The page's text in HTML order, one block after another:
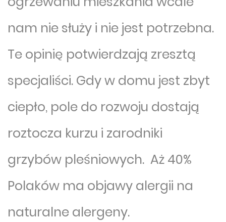
nam nie służy i nie jest potrzebna.
Te opinię potwierdzają zresztą
specjaliści. Gdy w domu jest zbyt
ciepło, pole do rozwoju dostają
roztocza kurzu i zarodniki
grzybów pleśniowych. Aż 40%
Polaków ma objawy alergii na
naturalne alergeny.